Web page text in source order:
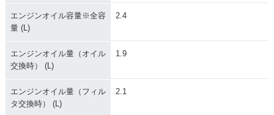
エンジンオイル容量※全容
量 (L)
2.4
エンジンオイル量（オイル
交換時） (L)
1.9
エンジンオイル量（フィル
タ交換時） (L)
2.1